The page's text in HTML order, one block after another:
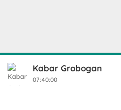
Kabar Grobogan
07:40:00